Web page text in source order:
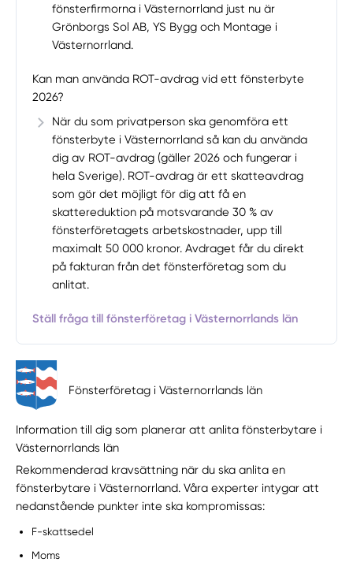
fönsterfirmorna i Västernorrland just nu är
Grönborgs Sol AB, YS Bygg och Montage i
Västernorrland.
Kan man använda ROT-avdrag vid ett fönsterbyte
2026?
När du som privatperson ska genomföra ett
fönsterbyte i Västernorrland så kan du använda
dig av ROT-avdrag (gäller 2026 och fungerar i
hela Sverige). ROT-avdrag är ett skatteavdrag
som gör det möjligt för dig att få en
skattereduktion på motsvarande 30 % av
fönsterföretagets arbetskostnader, upp till
maximalt 50 000 kronor. Avdraget får du direkt
på fakturan från det fönsterföretag som du
anlitat.
Ställ fråga till fönsterföretag i Västernorrlands län
Fönsterföretag i Västernorrlands län
Information till dig som planerar att anlita fönsterbytare i
Västernorrlands län
Rekommenderad kravsättning när du ska anlita en
fönsterbytare i Västernorrland. Våra experter intygar att
nedanstående punkter inte ska kompromissas:
F-skattsedel
Moms